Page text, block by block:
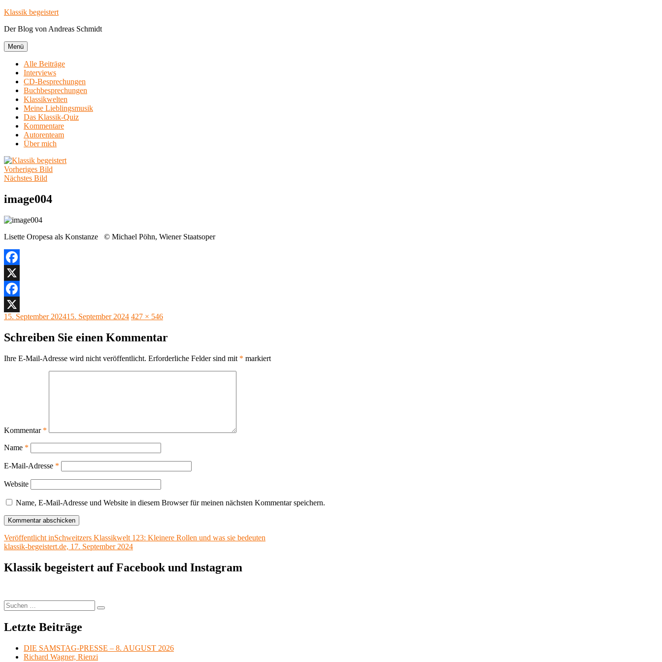
Zum
springen
Klassik begeistert
Der Blog von Andreas Schmidt
Menü
Alle Beiträge
Interviews
CD-Besprechungen
Buchbesprechungen
Klassikwelten
Meine Lieblingsmusik
Das Klassik-Quiz
Kommentare
Autorenteam
Über mich
Vorheriges Bild
Nächstes Bild
image004
Lisette Oropesa als Konstanze © Michael Pöhn, Wiener Staatsoper
Facebook
X
Facebook
X
Veröffentlicht
15. September 202415. September 2024 Originalgröße
427 × 546
Schreiben Sie einen Kommentar
Ihre E-Mail-Adresse wird nicht veröffentlicht. Erforderliche Felder sind mit * markiert
Kommentar *
Name *
E-Mail-Adresse *
Website
Name, E-Mail-Adresse und Website in diesem Browser für meinen nächsten Kommentar speichern.
Beitragsnavigation
Veröffentlicht inSchweitzers Klassikwelt 123: Kleinere Rollen und was sie bedeuten
klassik-begeistert.de, 17. September 2024
Klassik begeistert auf Facebook und Instagram
Suchen
nach:
Suchen
Letzte Beiträge
DIE SAMSTAG-PRESSE – 8. AUGUST 2026
Richard Wagner, Rienzi